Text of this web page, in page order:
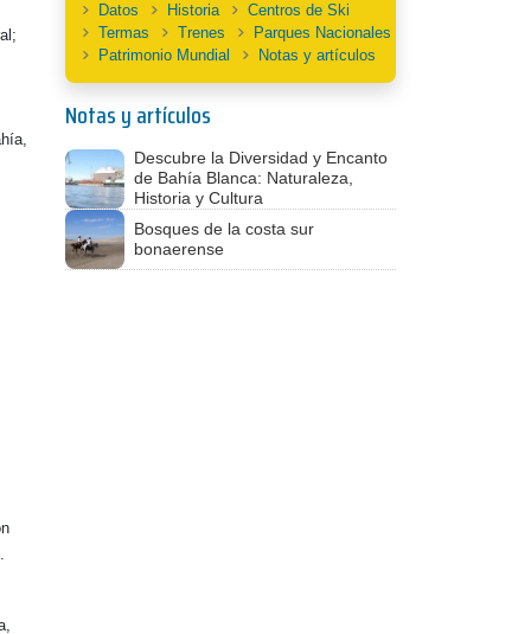
Datos Historia
Centros de Ski
Termas
Trenes
Parques Nacionales
Patrimonio Mundial
Notas y artículos
Notas y artículos
Descubre la Diversidad y Encanto
de Bahía Blanca: Naturaleza,
Historia y Cultura
Bosques de la costa sur
bonaerense